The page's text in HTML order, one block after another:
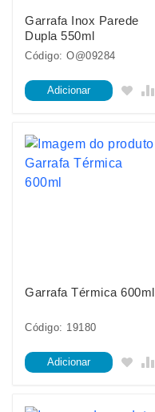
Garrafa Inox Parede
Dupla 550ml
Código: O@09284
Adicionar
Garrafa Térmica 600ml
Código: 19180
Adicionar